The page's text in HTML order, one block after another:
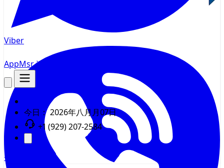
AppMsr追踪器
今日：2026年八月月07日
+1 (929) 207-2584
登录
Viber